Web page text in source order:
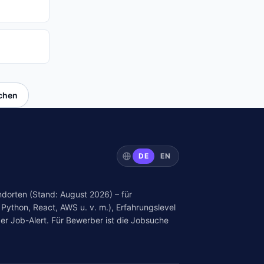
DE EN
(Stand: August 2026) – für
React, AWS u. v. m.), Erfahrungslevel
Job-Alert. Für Bewerber ist die Jobsuche